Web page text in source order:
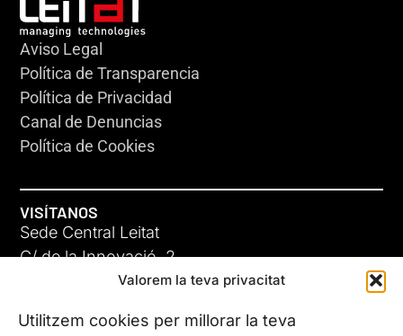
Valorem la teva privacitat
Utilitzem cookies per millorar la teva
Aviso Legal
Política de Transparencia
Política de Privacidad
Canal de Denuncias
Política de Cookies
VISÍTANOS
Sede Central Leitat
C/ de la Innovació, 2
08225 Terrassa, (Barcelona)
Conoce todas nuestras sedes